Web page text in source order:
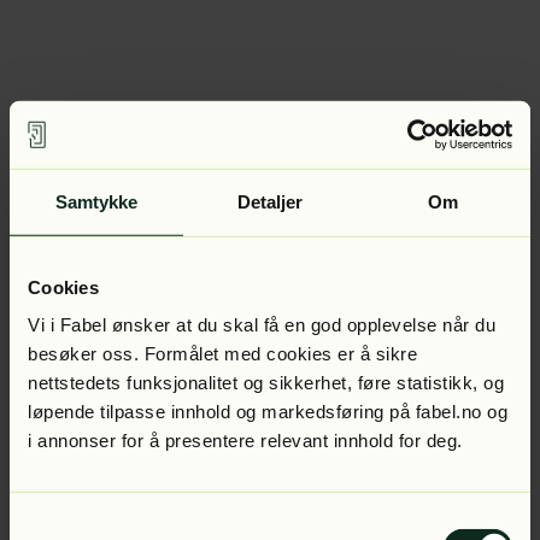
Samtykke Detaljer Om
Cookies
Vi i Fabel ønsker at du skal få en god opplevelse når du
besøker oss. Formålet med cookies er å sikre
nettstedets funksjonalitet og sikkerhet, føre statistikk, og
løpende tilpasse innhold og markedsføring på fabel.no og
i annonser for å presentere relevant innhold for deg.